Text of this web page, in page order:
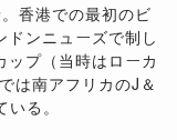
香港での最初のビ
ドンニューズで制し
プ（当時はローカ
は南アフリカのJ＆
る。